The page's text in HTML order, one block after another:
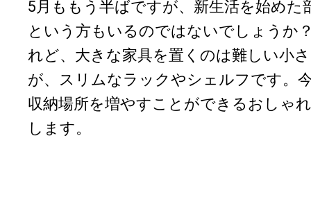
5月ももう半ばですが、新生活を始めた
という方もいるのではないでしょうか
れど、大きな家具を置くのは難しい小
が、スリムなラックやシェルフです。
収納場所を増やすことができるおしゃ
します。